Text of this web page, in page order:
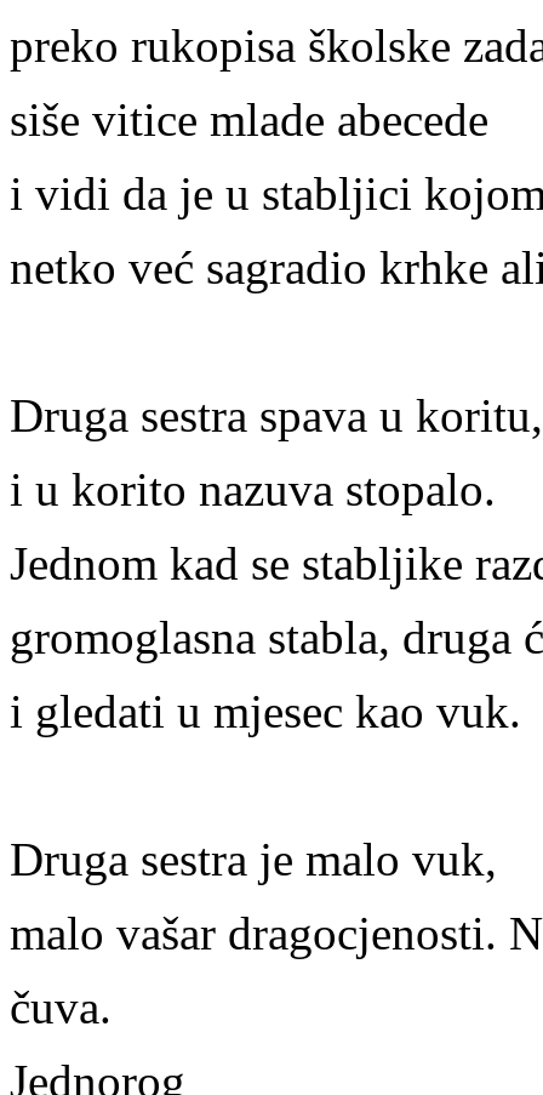
preko rukopisa školske
siše vitice mlade abecede
i vidi da je u stabljici
netko već sagradio krhke
Druga sestra spava u
i u korito nazuva stopalo.
Jednom kad se stabljike
gromoglasna stabla, druga
i gledati u mjesec kao vuk.
Druga sestra je malo vuk,
malo vašar dragocjenosti.
čuva.
Jednorog